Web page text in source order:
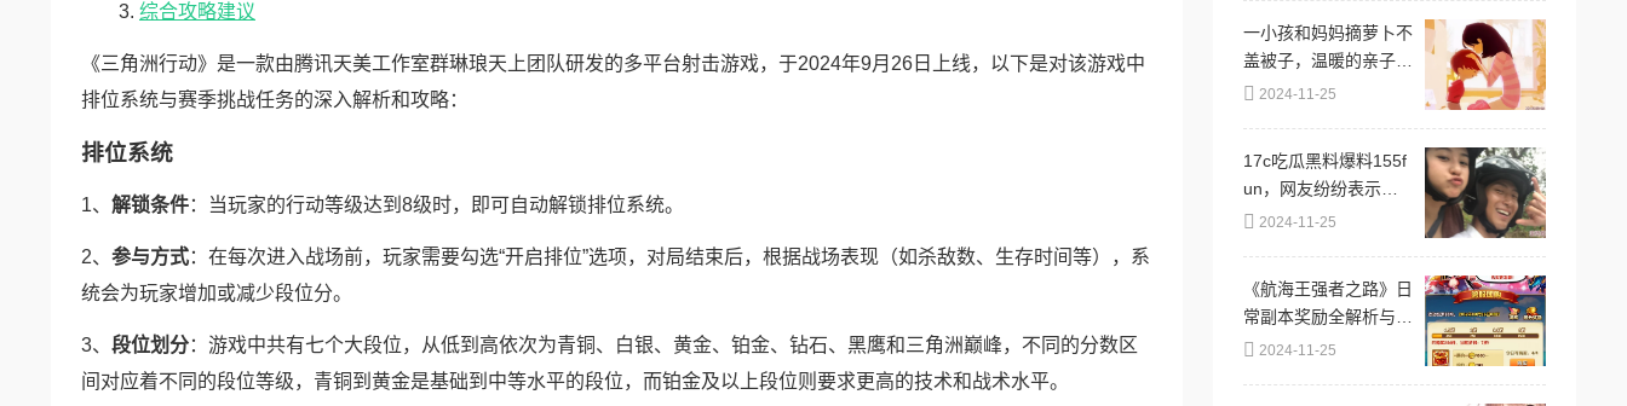
综合攻略建议
《三角洲行动》是一款由腾讯天美工作室群琳琅天上团队研发的多平台射击游戏，于2024年9月26日上线，以下是对该游戏中
排位系统与赛季挑战任务的深入解析和攻略：
排位系统
1、 解锁条件：当玩家的行动等级达到8级时，即可自动解锁排位系统。
2、 参与方式：在每次进入战场前，玩家需要勾选“开启排位”选项，对局结束后，根据战场表现（如杀敌数、生存时间等），系
统会为玩家增加或减少段位分。
3、 段位划分：游戏中共有七个大段位，从低到高依次为青铜、白银、黄金、铂金、钻石、黑鹰和三角洲巅峰，不同的分数区
间对应着不同的段位等级，青铜到黄金是基础到中等水平的段位，而铂金及以上段位则要求更高的技术和战术水平。
一小孩和妈妈摘萝卜不
盖被子，温暖的亲子时
光让人感受到生活的乐
2024-11-25
17c吃瓜黑料爆料155f
un，网友纷纷表示对
事件的好奇与关注，认
2024-11-25
《航海王强者之路》日
常副本奖励全解析与高
效攻略指南
2024-11-25